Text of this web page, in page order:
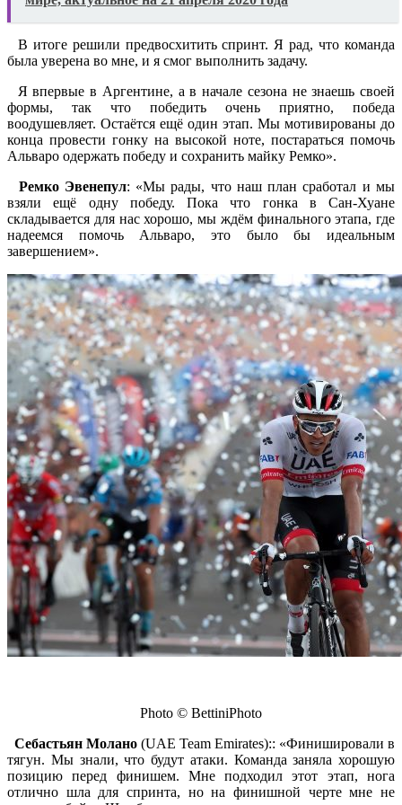
В итоге решили предвосхитить спринт. Я рад, что команда
была уверена во мне, и я смог выполнить задачу.
Я впервые в Аргентине, а в начале сезона не знаешь своей
формы, так что победить очень приятно, победа
воодушевляет. Остаётся ещё один этап. Мы мотивированы до
конца провести гонку на высокой ноте, постараться помочь
Альваро одержать победу и сохранить майку Ремко».
Ремко Эвенепул: «Мы рады, что наш план сработал и мы
взяли ещё одну победу. Пока что гонка в Сан-Хуане
складывается для нас хорошо, мы ждём финального этапа, где
надеемся помочь Альваро, это было бы идеальным
завершением».
Photo © BettiniPhoto
Себастьян Молано (UAE Team Emirates):: «Финишировали в
тягун. Мы знали, что будут атаки. Команда заняла хорошую
позицию перед финишем. Мне подходил этот этап, нога
отлично шла для спринта, но на финишной черте мне не